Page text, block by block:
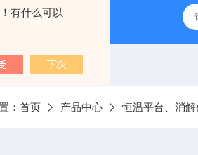
有什么可以
GGC-D大型全自动翻转式振荡萃取器
： 首页 产品中心 恒温平台、消解